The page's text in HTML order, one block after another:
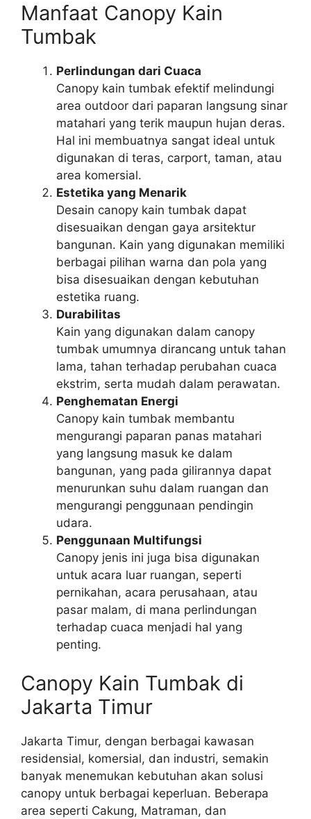
Manfaat Canopy Kain
Tumbak
Perlindungan dari Cuaca
Canopy kain tumbak efektif melindungi
area outdoor dari paparan langsung sinar
matahari yang terik maupun hujan deras.
Hal ini membuatnya sangat ideal untuk
digunakan di teras, carport, taman, atau
area komersial.
Estetika yang Menarik
Desain canopy kain tumbak dapat
disesuaikan dengan gaya arsitektur
bangunan. Kain yang digunakan memiliki
berbagai pilihan warna dan pola yang
bisa disesuaikan dengan kebutuhan
estetika ruang.
Durabilitas
Kain yang digunakan dalam canopy
tumbak umumnya dirancang untuk tahan
lama, tahan terhadap perubahan cuaca
ekstrim, serta mudah dalam perawatan.
Penghematan Energi
Canopy kain tumbak membantu
mengurangi paparan panas matahari
yang langsung masuk ke dalam
bangunan, yang pada gilirannya dapat
menurunkan suhu dalam ruangan dan
mengurangi penggunaan pendingin
udara.
Penggunaan Multifungsi
Canopy jenis ini juga bisa digunakan
untuk acara luar ruangan, seperti
pernikahan, acara perusahaan, atau
pasar malam, di mana perlindungan
terhadap cuaca menjadi hal yang
penting.
Canopy Kain Tumbak di
Jakarta Timur
Jakarta Timur, dengan berbagai kawasan
residensial, komersial, dan industri, semakin
banyak menemukan kebutuhan akan solusi
canopy untuk berbagai keperluan. Beberapa
area seperti Cakung, Matraman, dan